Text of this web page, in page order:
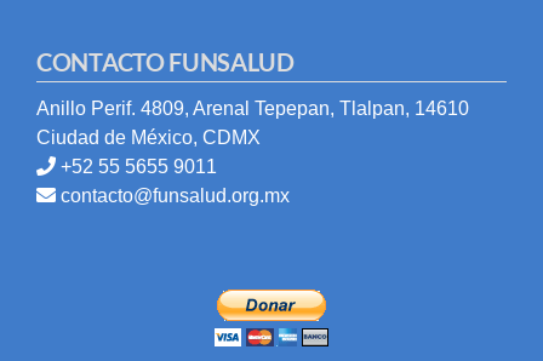
CONTACTO FUNSALUD
Anillo Perif. 4809, Arenal Tepepan, Tlalpan, 14610
Ciudad de México, CDMX
+52 55 5655 9011
contacto@funsalud.org.mx